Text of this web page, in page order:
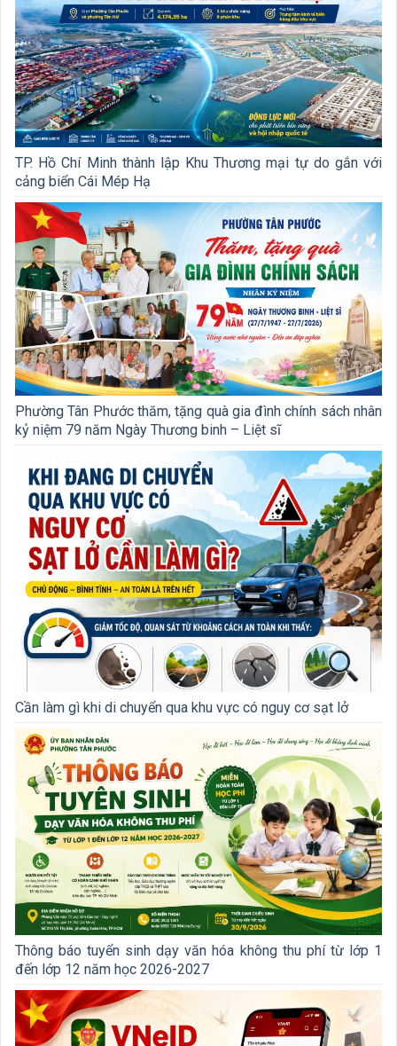
TP. Hồ Chí Minh thành lập Khu Thương mại tự do gắn với
cảng biển Cái Mép Hạ
Phường Tân Phước thăm, tặng quà gia đình chính sách nhân
kỷ niệm 79 năm Ngày Thương binh – Liệt sĩ
Cần làm gì khi di chuyển qua khu vực có nguy cơ sạt lở
Thông báo tuyển sinh dạy văn hóa không thu phí từ lớp 1
đến lớp 12 năm học 2026-2027